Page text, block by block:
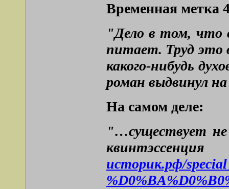
Временная метка
"Дело в том, что
питает. Труд это
какого-нибудь
роман выдвинул
На самом деле:
"…существует не
историк.рф/